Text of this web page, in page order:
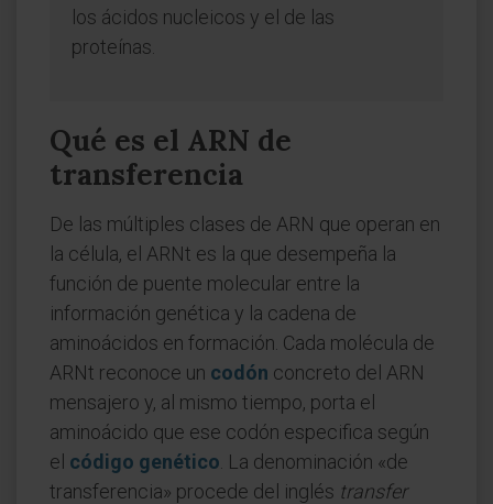
los ácidos nucleicos y el de las
proteínas.
Qué es el ARN de
transferencia
De las múltiples clases de ARN que operan en
la célula, el ARNt es la que desempeña la
función de puente molecular entre la
información genética y la cadena de
aminoácidos en formación. Cada molécula de
ARNt reconoce un codón concreto del ARN
mensajero y, al mismo tiempo, porta el
aminoácido que ese codón especifica según
el código genético . La denominación «de
transferencia» procede del inglés transfer